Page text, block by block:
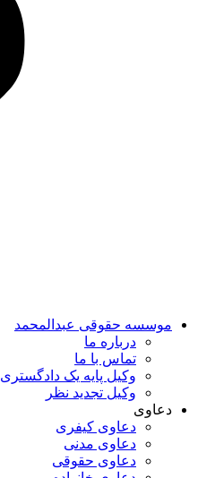
موسسه حقوقی عبدالمحمد
درباره ما
تماس با ما
وکیل پایه یک دادگستری
وکیل تجدید نظر
دعاوی
دعاوی کیفری
دعاوی مدنی
دعاوی حقوقی